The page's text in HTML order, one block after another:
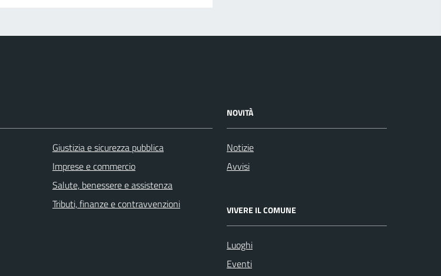
Giustizia e sicurezza pubblica
Imprese e commercio
Salute, benessere e assistenza
Tributi, finanze e contravvenzioni
NOVITÀ
Notizie
Avvisi
VIVERE IL COMUNE
Luoghi
Eventi